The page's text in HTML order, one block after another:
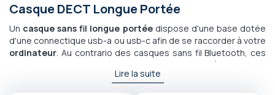
Casque DECT Longue Portée
Un casque sans fil longue portéedispose d'une base dotée
d'une connectique usb-a ou usb-c afin de se raccorder à votre
ordinateur. Au contrario des casques sans fil Bluetooth, ces
micro-casques sont reliés en DECT entre la
base émettrice
le casque. Grace à ce mode de fonctionnement ces casques
Lire la suite